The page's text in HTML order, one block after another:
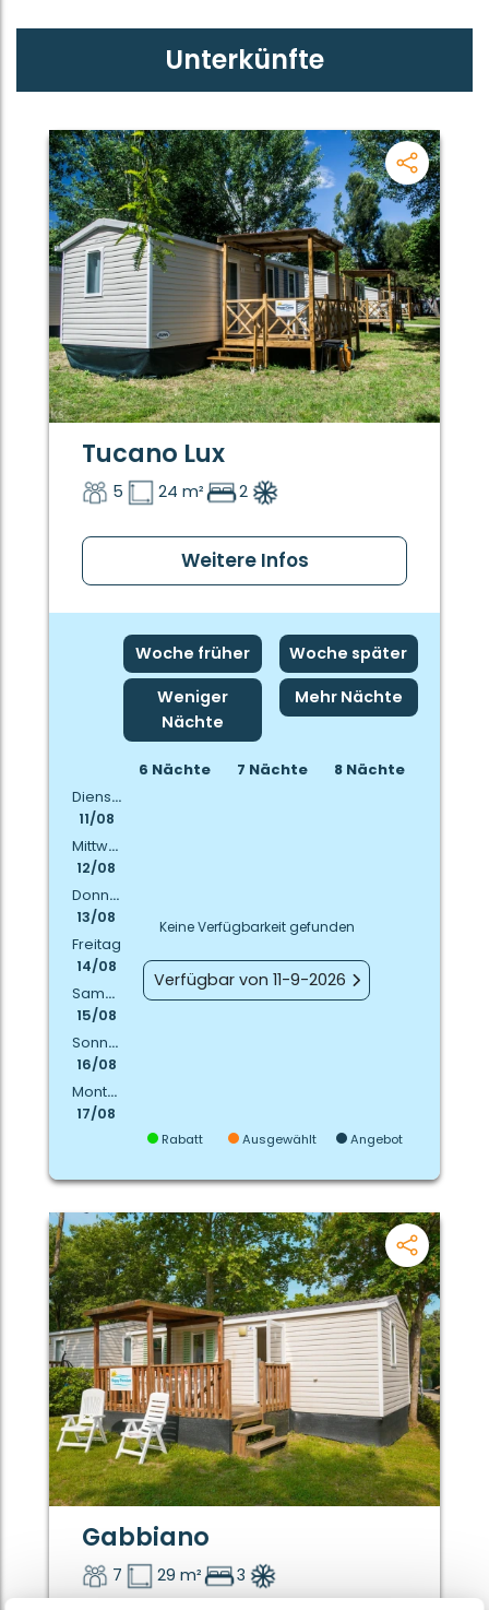
Unterkünfte
Tucano Lux
5 24 m² 2
Weitere Infos
Woche früher
Weniger
Nächte
Woche später
Mehr Nächte
6 Nächte 7 Nächte 8 Nächte
Dienstag
11/08
Mittwoch
12/08
Donnerstag
13/08
Freitag
14/08
Samstag
15/08
Sonntag
16/08
Montag
17/08
Keine Verfügbarkeit gefunden
Verfügbar von 11-9-2026
Rabatt Ausgewählt Angebot
Gabbiano
7 29 m² 3